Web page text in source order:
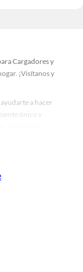
Cargadores y
¡Visítanos y
a hacer
único y
tú.
aquí para hacer
para ofrecerte en
en Sodimac
y
para
y cables en
renovación y